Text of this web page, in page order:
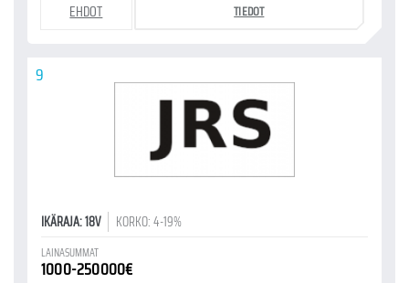
EHDOT TIEDOT
9
IKÄRAJA: 18V KORKO: 4-19%
LAINASUMMAT
1000-250000€